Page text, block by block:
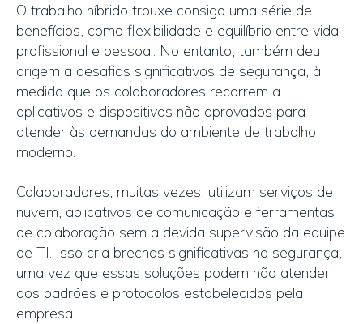
O trabalho híbrido trouxe consigo uma série de
benefícios, como flexibilidade e equilíbrio entre vida
profissional e pessoal. No entanto, também deu
origem a desafios significativos de segurança, à
medida que os colaboradores recorrem a
aplicativos e dispositivos não aprovados para
atender às demandas do ambiente de trabalho
moderno.
Colaboradores, muitas vezes, utilizam serviços de
nuvem, aplicativos de comunicação e ferramentas
de colaboração sem a devida supervisão da equipe
de TI. Isso cria brechas significativas na segurança,
uma vez que essas soluções podem não atender
aos padrões e protocolos estabelecidos pela
empresa.